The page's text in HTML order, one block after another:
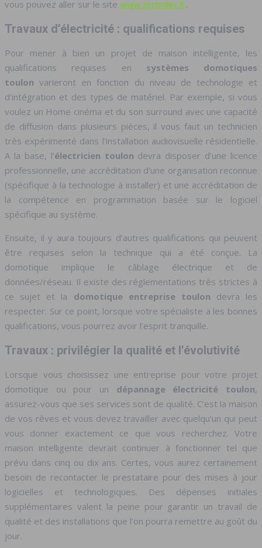
vous pouvez aller sur le site www.technilec.fr.
Travaux d’électricité : qualifications requises
Pour mener à bien un projet de maison intelligente, les
qualifications requises en systèmes domotiques
toulon varieront en fonction du niveau de technologie et
d’intégration et des types de matériel. Par exemple, si vous
voulez un Home cinéma et du son surround avec une capacité
de diffusion dans plusieurs pièces, il vous faut un technicien
très expérimenté dans l’installation audiovisuelle résidentielle.
A la base, l’électricien toulon devra disposer d’une licence
professionnelle, une accréditation d’une organisation reconnue
(spécifique à la technologie à installer) et une accréditation de
la compétence en programmation basée sur le logiciel
spécifique au système.
Ensuite, il y aura toujours d’autres qualifications qui peuvent
être requises selon la technique qui a été conçue. La
domotique implique le câblage électrique et de
données/réseau. Il existe des réglementations très strictes à
ce sujet et la domotique entreprise toulon devra les
respecter. Sur ce point, lorsque votre spécialiste a les bonnes
qualifications, vous pourrez avoir l’esprit tranquille.
Travaux : privilégier la qualité et l’évolutivité
Lorsque vous choisissez une entreprise pour votre projet
domotique ou pour un dépannage électricité toulon,
assurez-vous que ses services sont de qualité. C’est la maison
de vos rêves et vous devez travailler avec quelqu’un qui peut
vous donner exactement ce que vous recherchez. Votre
maison intelligente devrait continuer à fonctionner tel que
prévu dans cinq ou dix ans. Certes, vous aurez certainement
besoin de recontacter le prestataire pour des mises à jour
logicielles et technologiques. Des dépenses initiales
supplémentaires valent la peine pour garantir un travail de
qualité et des installations que l’on pourra remettre au goût du
jour.